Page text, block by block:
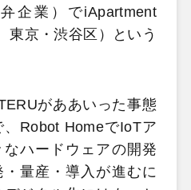
企業）でiApartment
東京・渋谷区）という
がああいった事態
Robot HomeでIoTア
ハードウェアの開発
量産・導入が進むに